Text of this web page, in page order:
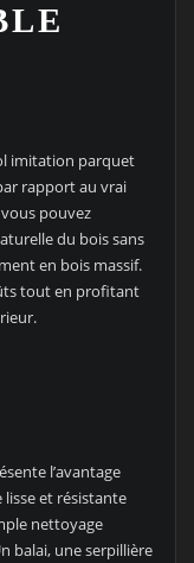
imitation parquet
rapport au vrai
pouvez
du bois sans
en bois massif.
tout en profitant
l’avantage
lisse et résistante
nettoyage
balai, une serpillière